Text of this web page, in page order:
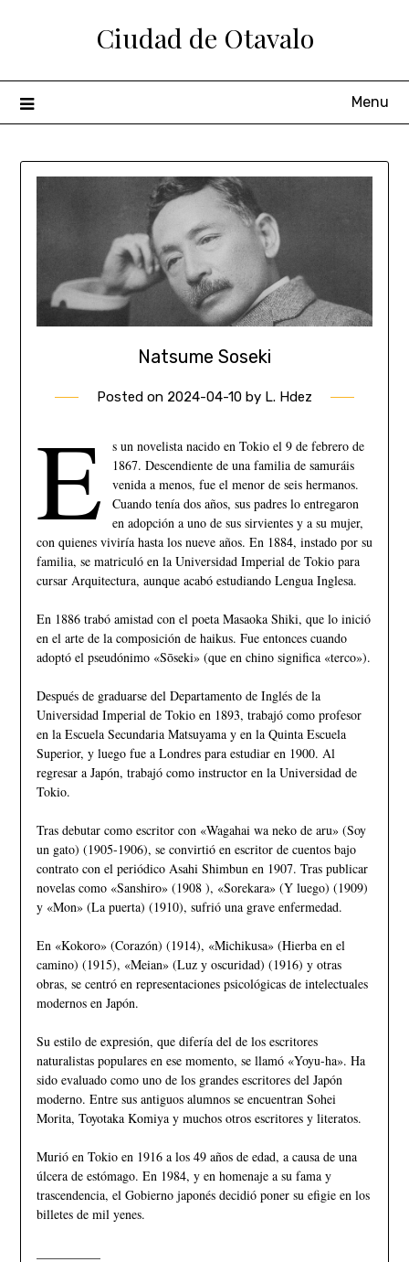
Ciudad de Otavalo
Menu
Natsume Soseki
Posted on 2024-04-10 by L. Hdez
E
s un novelista nacido en Tokio el 9 de febrero de
1867. Descendiente de una familia de samuráis
venida a menos, fue el menor de seis hermanos.
Cuando tenía dos años, sus padres lo entregaron
en adopción a uno de sus sirvientes y a su mujer,
con quienes viviría hasta los nueve años. En 1884, instado por su
familia, se matriculó en la Universidad Imperial de Tokio para
cursar Arquitectura, aunque acabó estudiando Lengua Inglesa.
En 1886 trabó amistad con el poeta Masaoka Shiki, que lo inició
en el arte de la composición de haikus. Fue entonces cuando
adoptó el pseudónimo «Sōseki» (que en chino significa «terco»).
Después de graduarse del Departamento de Inglés de la
Universidad Imperial de Tokio en 1893, trabajó como profesor
en la Escuela Secundaria Matsuyama y en la Quinta Escuela
Superior, y luego fue a Londres para estudiar en 1900. Al
regresar a Japón, trabajó como instructor en la Universidad de
Tokio.
Tras debutar como escritor con «Wagahai wa neko de aru» (Soy
un gato) (1905-1906), se convirtió en escritor de cuentos bajo
contrato con el periódico Asahi Shimbun en 1907. Tras publicar
novelas como «Sanshiro» (1908 ), «Sorekara» (Y luego) (1909)
y «Mon» (La puerta) (1910), sufrió una grave enfermedad.
En «Kokoro» (Corazón) (1914), «Michikusa» (Hierba en el
camino) (1915), «Meian» (Luz y oscuridad) (1916) y otras
obras, se centró en representaciones psicológicas de intelectuales
modernos en Japón.
Su estilo de expresión, que difería del de los escritores
naturalistas populares en ese momento, se llamó «Yoyu-ha». Ha
sido evaluado como uno de los grandes escritores del Japón
moderno. Entre sus antiguos alumnos se encuentran Sohei
Morita, Toyotaka Komiya y muchos otros escritores y literatos.
Murió en Tokio en 1916 a los 49 años de edad, a causa de una
úlcera de estómago. En 1984, y en homenaje a su fama y
trascendencia, el Gobierno japonés decidió poner su efigie en los
billetes de mil yenes.